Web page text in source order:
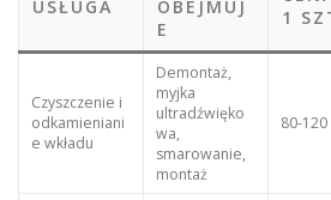
USŁUGA
OBEJMUJ
E
1
Czyszczenie i
odkamieniani
e wkładu
Demontaż,
myjka
ultradźwięko
wa,
smarowanie,
montaż
80-120